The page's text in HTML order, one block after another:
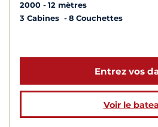
2000
12 mètres
3 Cabines
8 Couchettes
Entrez vos
Voir le